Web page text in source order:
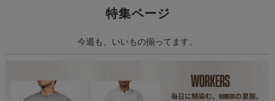
特集ページ
今週も、いいもの揃ってます。